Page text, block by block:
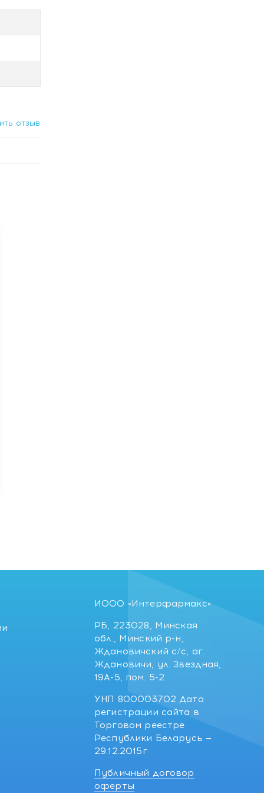
отзыв
ИООО «Интерфармакс»
РБ, 223028, Минская
обл., Минский р-н,
Ждановичский с/с, аг.
Ждановичи, ул. Звездная,
19А-5, пом. 5-2
УНП 800003702 Дата
регистрации сайта в
Торговом реестре
Республики Беларусь —
29.12.2015г
Публичный договор
оферты